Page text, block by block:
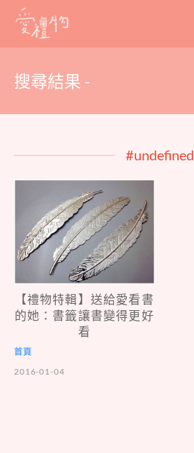
Skip
搜尋結果 -
#undefined
【禮物特輯】送給愛看書
的她：書籤讓書變得更好
看
首頁
2016-01-04